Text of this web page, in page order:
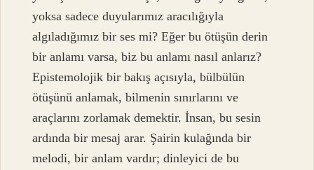
yoksa sadece duyularımız aracılığıyla
algıladığımız bir ses mi? Eğer bu ötüşün derin
bir anlamı varsa, biz bu anlamı nasıl anlarız?
Epistemolojik bir bakış açısıyla, bülbülün
ötüşünü anlamak, bilmenin sınırlarını ve
araçlarını zorlamak demektir. İnsan, bu sesin
ardında bir mesaj arar. Şairin kulağında bir
melodi, bir anlam vardır; dinleyici de bu